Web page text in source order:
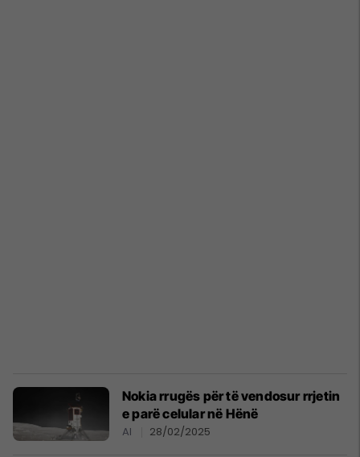
Nokia rrugës për të vendosur rrjetin
e parë celular në Hënë
AI 28/02/2025